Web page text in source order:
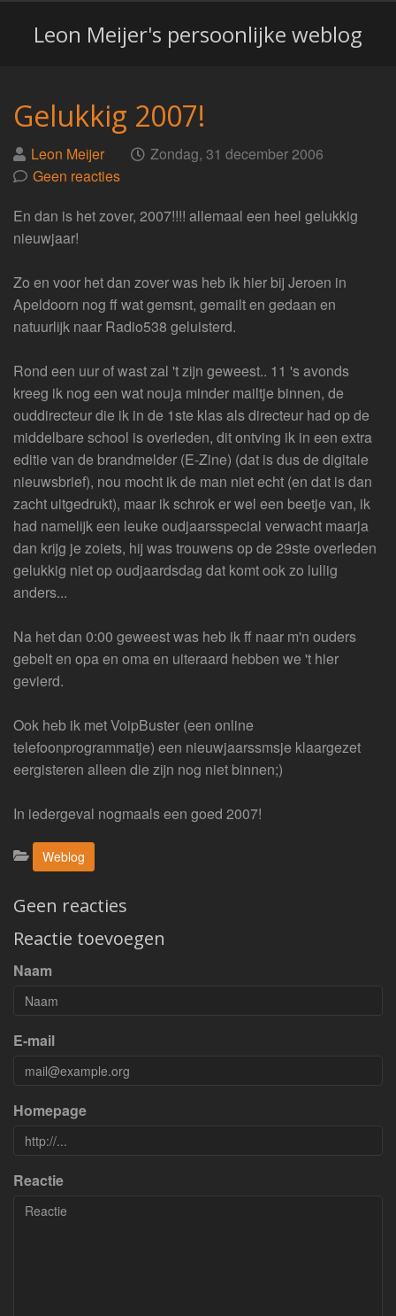
Leon Meijer's persoonlijke weblog
Gelukkig 2007!
Geplaatst
door
Leon Meijer op Zondag, 31 december 2006
Geen reacties
En dan is het zover, 2007!!!! allemaal een heel gelukkig
nieuwjaar!
Zo en voor het dan zover was heb ik hier bij Jeroen in
Apeldoorn nog ff wat gemsnt, gemailt en gedaan en
natuurlijk naar Radio538 geluisterd.
Rond een uur of wast zal 't zijn geweest.. 11 's avonds
kreeg ik nog een wat nouja minder mailtje binnen, de
ouddirecteur die ik in de 1ste klas als directeur had op de
middelbare school is overleden, dit ontving ik in een extra
editie van de brandmelder (E-Zine) (dat is dus de digitale
nieuwsbrief), nou mocht ik de man niet echt (en dat is dan
zacht uitgedrukt), maar ik schrok er wel een beetje van, ik
had namelijk een leuke oudjaarsspecial verwacht maarja
dan krijg je zoiets, hij was trouwens op de 29ste overleden
gelukkig niet op oudjaardsdag dat komt ook zo lullig
anders...
Na het dan 0:00 geweest was heb ik ff naar m'n ouders
gebelt en opa en oma en uiteraard hebben we 't hier
gevierd.
Ook heb ik met VoipBuster (een online
telefoonprogrammatje) een nieuwjaarssmsje klaargezet
eergisteren alleen die zijn nog niet binnen;)
In iedergeval nogmaals een goed 2007!
Categorieën:
Weblog
Geen reacties
Reactie toevoegen
Naam
E-mail
Homepage
Reactie